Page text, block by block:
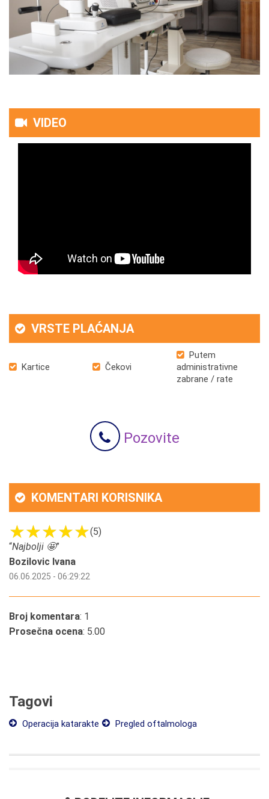
VIDEO
VRSTE PLAĆANJA
Kartice Čekovi
Putem
administrativne
zabrane / rate
Pozovite
KOMENTARI KORISNIKA
(5)
“Najbolji 🤩”
Bozilovic Ivana
06.06.2025 - 06:29:22
Broj komentara: 1
Prosečna ocena: 5.00
Tagovi
Operacija katarakte Pregled oftalmologa